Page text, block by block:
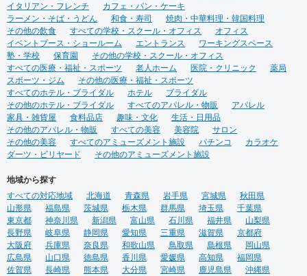
イタリアン・フレンチ
カフェ・パン・ケーキ
ラーメン・そば・うどん
和食・寿司
焼肉・中華料理・韓国料理
その他の飲食
すべての学校・スクール・オフィス
オフィス
イベントブース・ショールーム
エントランス
ワーキングスペース
塾・学校
保育園
その他の学校・スクール・オフィス
すべての医療・福祉・スポーツ
老人ホーム 医院・クリニック
薬局
スポーツ・ジム
その他の医療・福祉・スポーツ
すべてのホテル・ブライダル
ホテル
ブライダル
その他のホテル・ブライダル
すべてのアパレル・物販
アパレル
家具・雑貨屋
食料品店 趣味・文化
生活・日用品
その他のアパレル・物販
すべての美容 美容院
サロン
その他の美容
すべてのアミューズメント施設 パチンコ
カラオケ
ダーツ・ビリヤード
その他のアミューズメント施設
地域から探す
すべての対応地域
北海道 青森県 岩手県 宮城県
秋田県
山形県
福島県 茨城県 栃木県 群馬県 埼玉県
千葉県
東京都
神奈川県 新潟県 富山県 石川県 福井県
山梨県
長野県
岐阜県 静岡県 愛知県 三重県 滋賀県
京都府
大阪府
兵庫県 奈良県 和歌山県 鳥取県 島根県
岡山県
広島県
山口県 徳島県 香川県 愛媛県 高知県
福岡県
佐賀県
長崎県 熊本県 大分県 宮崎県 鹿児島県 沖縄県